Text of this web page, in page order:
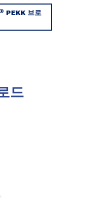
® PEKK 브로
드